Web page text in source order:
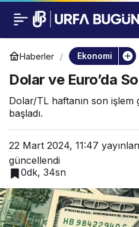
Haberler Ekonomi
Dolar ve Euro’da
Dolar/TL haftanın son işlem
başladı.
22 Mart 2024, 11:47
güncellendi
0dk, 34sn
Dolar ve Euro’da Son
Durum Ne?